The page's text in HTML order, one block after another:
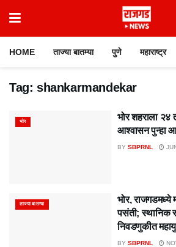
HOME ताज्या बातम्या पुणे महाराष्ट्र
Tag: shankarmandekar
भोर
भोर शहराला २४
आश्वासन पुन्हा
BY SBPRNL
ताज्या बातम्या
भोर, राजगडमध्ये
पसंती; स्थानिक
निवडणुकीत
BY SBPRNL